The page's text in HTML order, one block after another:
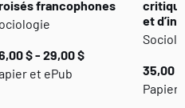
francophones
$ - 29,00 $
et ePub
et
35,00
Papier,